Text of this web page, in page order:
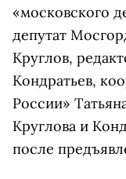
«московского
депутат
Круглов,
Кондратьев,
России»
Круглова и
после